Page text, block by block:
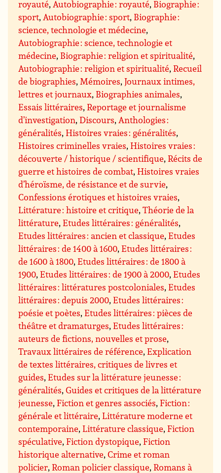
royauté,Autobiographie : royauté, Biographie :
sport,Autobiographie : sport, Biographie :
science, technologie et médecine,
Autobiographie : science, technologie et
médecine, Biographie : religion et spiritualité,
Autobiographie : religion et spiritualité,Recueil
de biographies,Mémoires,Journaux intimes,
lettres et journaux, Biographies animales,
Essais littéraires,Reportage et journalisme
d’investigation,Discours,Anthologies :
généralités,Histoires vraies : généralités,
Histoires criminelles vraies,Histoires vraies :
découverte / historique / scientifique,Récits de
guerre et histoires de combat,Histoires vraies
d’héroïsme, de résistance et de survie,
Confessions érotiques et histoires vraies,
Littérature : histoire et critique,Théorie de la
littérature,Etudes littéraires : généralités,
Etudes littéraires : ancien et classique,Etudes
littéraires : de 1400 à 1600,Etudes littéraires :
de 1600 à 1800,Etudes littéraires : de 1800 à
1900,Etudes littéraires : de 1900 à 2000,Etudes
littéraires : littératures postcoloniales,Etudes
littéraires : depuis 2000,Etudes littéraires :
poésie et poètes,Etudes littéraires : pièces de
théâtre et dramaturges,Etudes littéraires :
auteurs de fictions, nouvelles et prose,
Travaux littéraires de référence,Explication
de textes littéraires, critiques de livres et
guides,Etudes sur la littérature jeunesse :
généralités,Guides et critiques de la littérature
jeunesse,Fiction et genres associés,Fiction :
générale et littéraire,Littérature moderne et
contemporaine,Littérature classique,Fiction
spéculative,Fiction dystopique,Fiction
historique alternative,Crime et roman
policier,Roman policier classique,Romans à